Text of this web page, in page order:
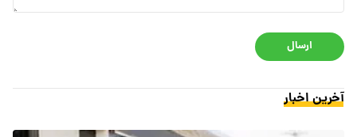
ارسال
آخرین اخبار